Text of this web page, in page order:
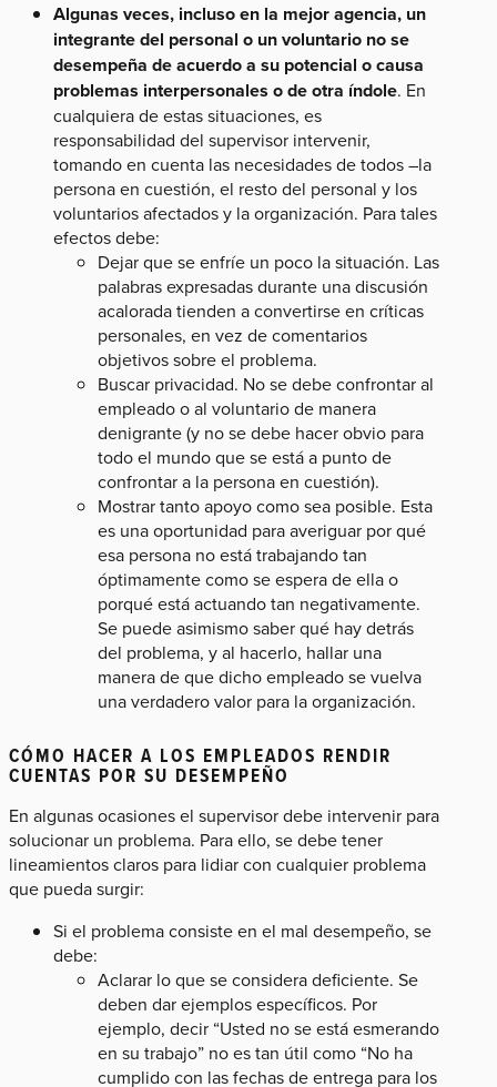
Algunas veces, incluso en la mejor agencia, un
integrante del personal o un voluntario no se
desempeña de acuerdo a su potencial o causa
problemas interpersonales o de otra índole. En
cualquiera de estas situaciones, es
responsabilidad del supervisor intervenir,
tomando en cuenta las necesidades de todos –la
persona en cuestión, el resto del personal y los
voluntarios afectados y la organización. Para tales
efectos debe:
Dejar que se enfríe un poco la situación. Las
palabras expresadas durante una discusión
acalorada tienden a convertirse en críticas
personales, en vez de comentarios
objetivos sobre el problema.
Buscar privacidad. No se debe confrontar al
empleado o al voluntario de manera
denigrante (y no se debe hacer obvio para
todo el mundo que se está a punto de
confrontar a la persona en cuestión).
Mostrar tanto apoyo como sea posible. Esta
es una oportunidad para averiguar por qué
esa persona no está trabajando tan
óptimamente como se espera de ella o
porqué está actuando tan negativamente.
Se puede asimismo saber qué hay detrás
del problema, y al hacerlo, hallar una
manera de que dicho empleado se vuelva
una verdadero valor para la organización.
CÓMO HACER A LOS EMPLEADOS RENDIR
CUENTAS POR SU DESEMPEÑO
En algunas ocasiones el supervisor debe intervenir para
solucionar un problema. Para ello, se debe tener
lineamientos claros para lidiar con cualquier problema
que pueda surgir:
Si el problema consiste en el mal desempeño, se
debe:
Aclarar lo que se considera deficiente. Se
deben dar ejemplos específicos. Por
ejemplo, decir “Usted no se está esmerando
en su trabajo” no es tan útil como “No ha
cumplido con las fechas de entrega para los